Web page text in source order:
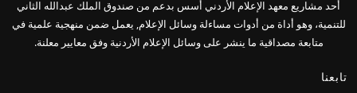
أحد مشاريع معهد الإعلام الأردني أسس بدعم من صندوق الملك عبدالله الثاني
للتنمية، وهو أداة من أدوات مساءلة وسائل الإعلام, يعمل ضمن منهجية علمية في
متابعة مصداقية ما ينشر على وسائل الإعلام الأردنية وفق معايير معلنة.
تابعنا